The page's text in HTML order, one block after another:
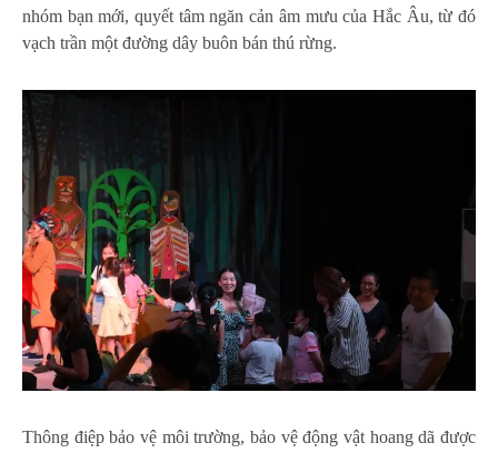
nhóm bạn mới, quyết tâm ngăn cản âm mưu của Hắc Âu, từ đó
vạch trần một đường dây buôn bán thú rừng.
Thông điệp bảo vệ môi trường, bảo vệ động vật hoang dã được